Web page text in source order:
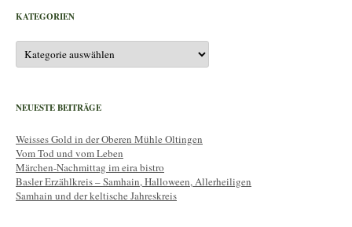
KATEGORIEN
Kategorien
NEUESTE BEITRÄGE
Weisses Gold in der Oberen Mühle Oltingen
Vom Tod und vom Leben
Märchen-Nachmittag im eira bistro
Basler Erzählkreis – Samhain, Halloween, Allerheiligen
Samhain und der keltische Jahreskreis